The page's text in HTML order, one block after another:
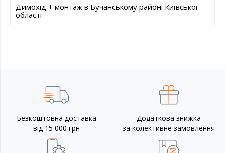
Димохід + монтаж в Бучанському районі Київської
області
Безкоштовна доставка
від 15 000 грн
Додаткова знижка
за колективне замовлення